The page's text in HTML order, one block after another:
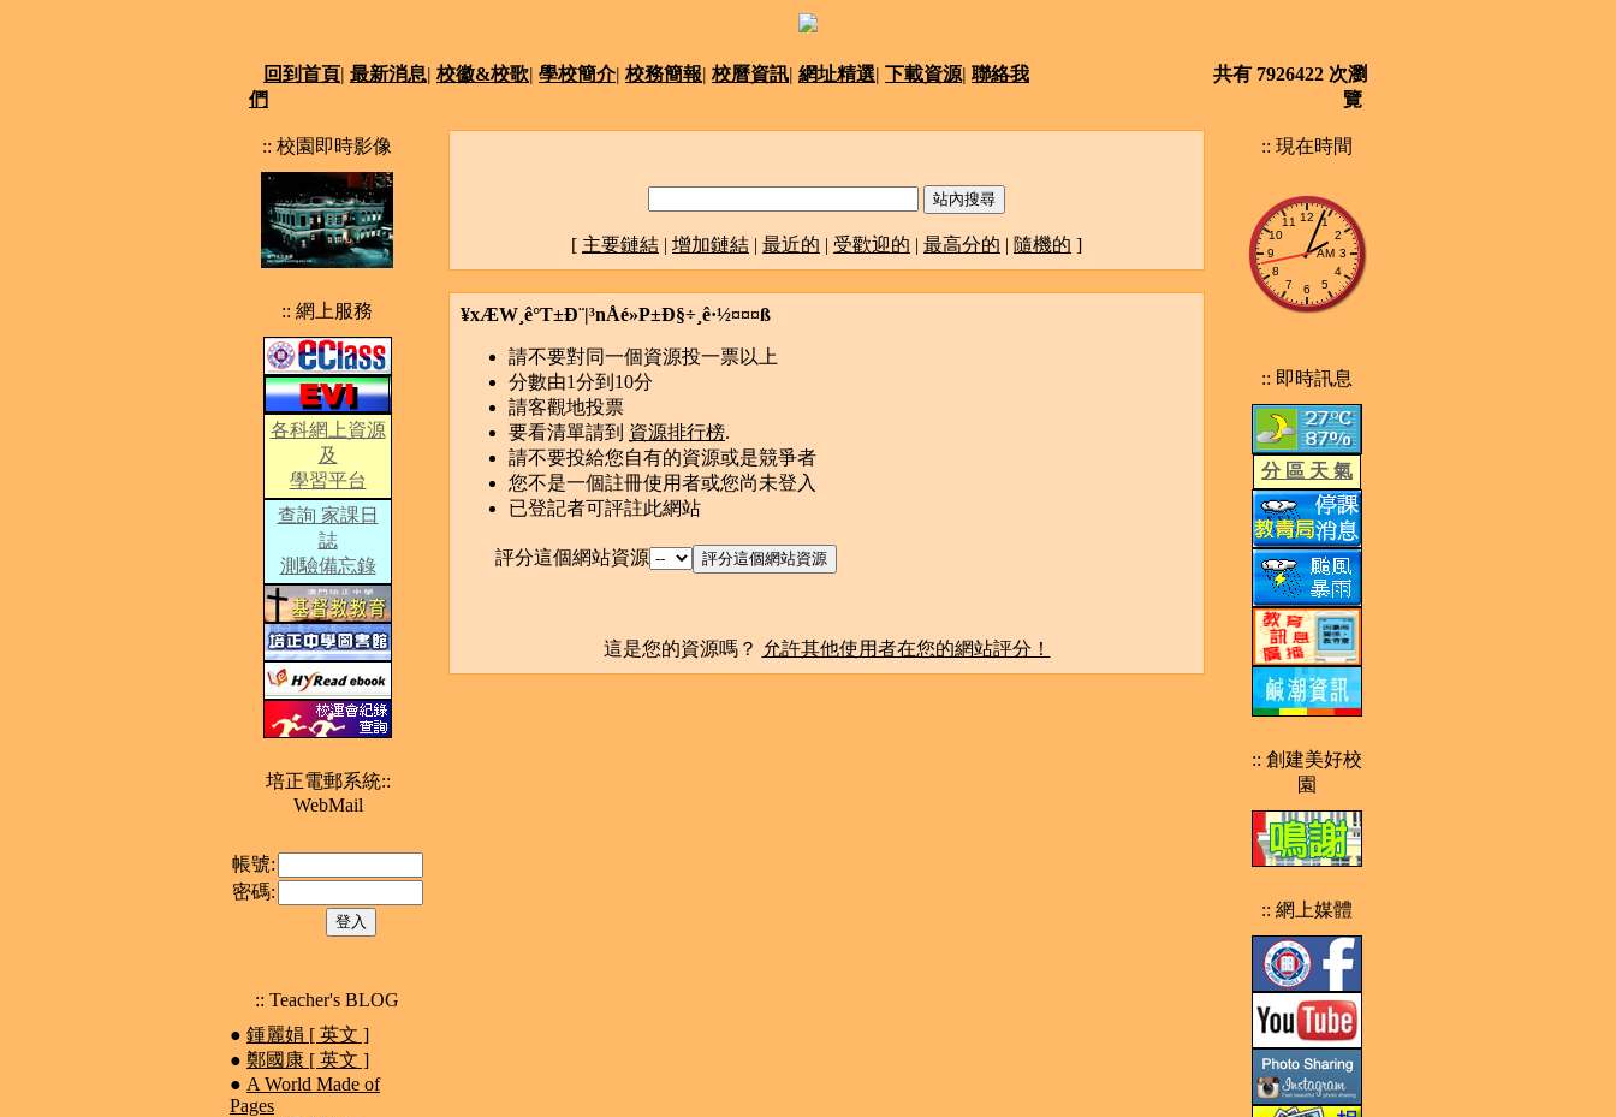
回到首頁| 最新消息| 校徽&校歌| 學校簡介| 校務簡報| 校曆資訊| 網址精選| 下載資源| 聯絡我
們
共有 7926422 次瀏
覽
:: 校園即時影像
:: 網上服務
各科網上資源
及
學習平台
查詢 家課日
誌
測驗備忘錄
培正電郵系統::
WebMail
帳號:
密碼:
:: Teacher's BLOG
● 鍾麗娟 [ 英文 ]
● 鄭國康 [ 英文 ]
● A World Made of
Pages
[ 主要鏈結 | 增加鏈結 | 最近的 | 受歡迎的 | 最高分的 | 隨機的 ]
¥xÆW¸ê°T±Ð¨|³nÅé»P±Ð§÷¸ê·½¤¤¤ß
請不要對同一個資源投一票以上
分數由1分到10分
請客觀地投票
要看清單請到 資源排行榜.
請不要投給您自有的資源或是競爭者
您不是一個註冊使用者或您尚未登入
已登記者可評註此網站
評分這個網站資源
這是您的資源嗎？ 允許其他使用者在您的網站評分！
:: 現在時間
:: 即時訊息
分 區 天 氣
:: 創建美好校
園
:: 網上媒體